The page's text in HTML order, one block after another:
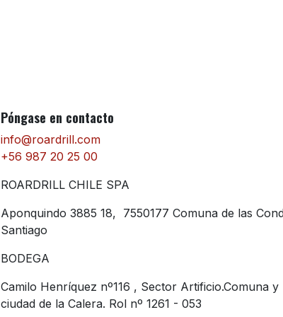
Póngase en contacto
info@roardrill.com
+56 987 20 25 00
ROARDRILL CHILE SPA
Aponquindo 3885 18, 7550177 Comuna de las
Santiago
BODEGA
Camilo Henríquez nº116 , Sector Artificio.Comuna y
ciudad de la Calera. Rol nº 1261 - 053